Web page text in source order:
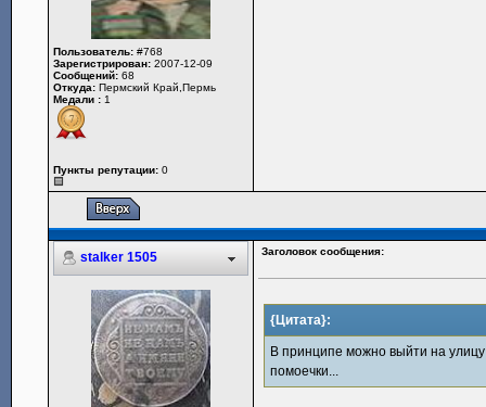
Пользователь: #768
Зарегистрирован: 2007-12-09
Сообщений: 68
Откуда: Пермский Край,Пермь
Медали : 1
Пункты репутации: 0
stalker 1505 Заголовок сообщения:
{Цитата}:
В принципе можно выйти на улицу
помоечки...